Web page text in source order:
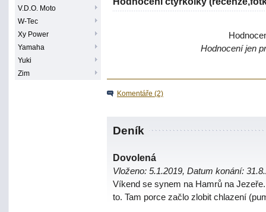
V.D.O. Moto
W-Tec
Xy Power
Yamaha
Yuki
Zim
Hodnocení jen
Komentáře (2)
Deník
Dovolená
Vloženo: 5.1.2019, Datum konání:
Víkend se synem na Hamrů na
to. Tam porce začlo zlobit chlazení